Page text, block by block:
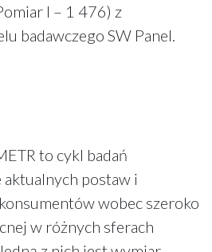
I – 1 476) z
badawczego SW Panel.
to cykl badań
postaw i
wobec szeroko
w różnych sferach